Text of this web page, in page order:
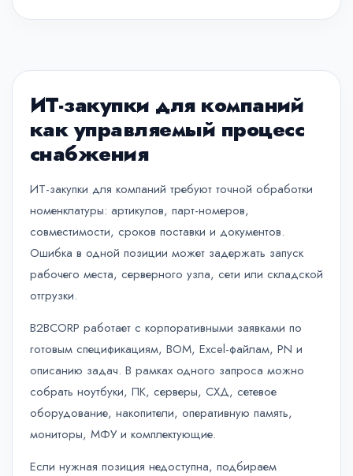
ИТ-закупки для компаний
как управляемый процесс
снабжения
ИТ-закупки для компаний требуют точной обработки
номенклатуры: артикулов, парт-номеров,
совместимости, сроков поставки и документов.
Ошибка в одной позиции может задержать запуск
рабочего места, серверного узла, сети или складской
отгрузки.
B2BCORP работает с корпоративными заявками по
готовым спецификациям, BOM, Excel-файлам, PN и
описанию задач. В рамках одного запроса можно
собрать ноутбуки, ПК, серверы, СХД, сетевое
оборудование, накопители, оперативную память,
мониторы, МФУ и комплектующие.
Если нужная позиция недоступна, подбираем